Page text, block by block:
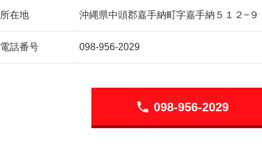
所在地 沖縄県中頭郡嘉手納町字嘉手納５１２−９
電話番号 098-956-2029
phone 098-956-2029